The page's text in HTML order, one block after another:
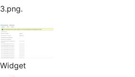
3.png.
Widget